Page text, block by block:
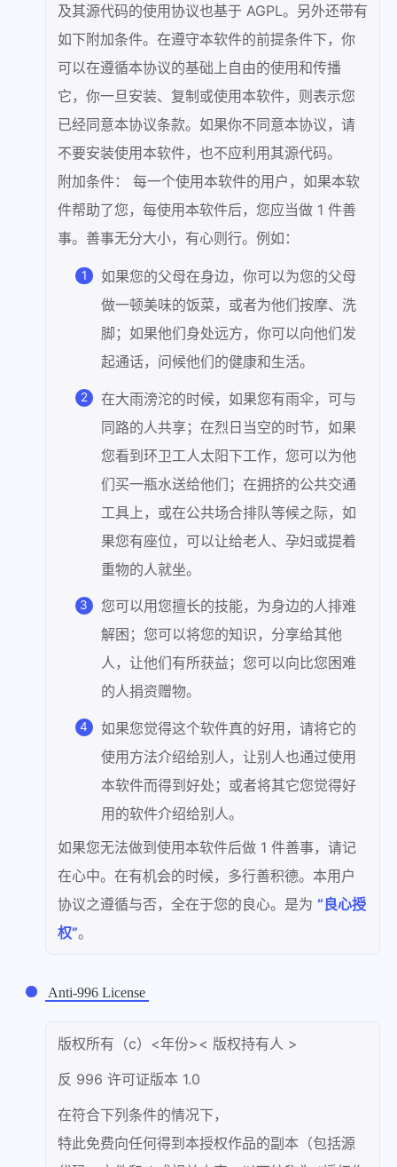
及其源代码的使用协议也基于 AGPL。另外还带有
如下附加条件。在遵守本软件的前提条件下，你
可以在遵循本协议的基础上自由的使用和传播
它，你一旦安装、复制或使用本软件，则表示您
已经同意本协议条款。如果你不同意本协议，请
不要安装使用本软件，也不应利用其源代码。
附加条件： 每一个使用本软件的用户，如果本软
件帮助了您，每使用本软件后，您应当做 1 件善
事。善事无分大小，有心则行。例如：
如果您的父母在身边，你可以为您的父母
做一顿美味的饭菜，或者为他们按摩、洗
脚；如果他们身处远方，你可以向他们发
起通话，问候他们的健康和生活。
在大雨滂沱的时候，如果您有雨伞，可与
同路的人共享；在烈日当空的时节，如果
您看到环卫工人太阳下工作，您可以为他
们买一瓶水送给他们；在拥挤的公共交通
工具上，或在公共场合排队等候之际，如
果您有座位，可以让给老人、孕妇或提着
重物的人就坐。
您可以用您擅长的技能，为身边的人排难
解困；您可以将您的知识，分享给其他
人，让他们有所获益；您可以向比您困难
的人捐资赠物。
如果您觉得这个软件真的好用，请将它的
使用方法介绍给别人，让别人也通过使用
本软件而得到好处；或者将其它您觉得好
用的软件介绍给别人。
如果您无法做到使用本软件后做 1 件善事，请记
在心中。在有机会的时候，多行善积德。本用户
协议之遵循与否，全在于您的良心。是为 “良心授
权”。
Anti-996 License
版权所有（c）<年份>< 版权持有人 >
反 996 许可证版本 1.0
在符合下列条件的情况下，
特此免费向任何得到本授权作品的副本（包括源